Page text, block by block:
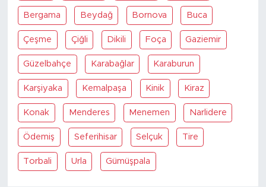
Bergama Beydağ Bornova Buca
Çeşme Çiğli Dikili Foça Gaziemir
Güzelbahçe Karabağlar Karaburun
Karşiyaka Kemalpaşa Kinik Kiraz
Konak Menderes Menemen Narlidere
Ödemiş Seferihisar Selçuk Tire
Torbali Urla Gümüşpala